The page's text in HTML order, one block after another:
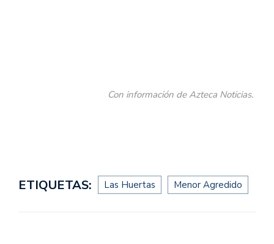
Con información de Azteca Noticias.
ETIQUETAS: Las Huertas Menor Agredido